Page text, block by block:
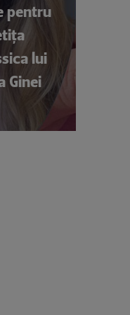
pentru
lui
Ginei